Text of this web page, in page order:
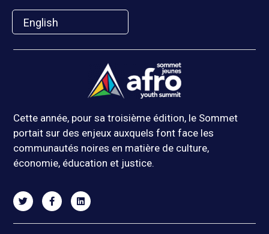
English
Cette année, pour sa troisième édition, le Sommet
portait sur des enjeux auxquels font face les
communautés noires en matière de culture,
économie, éducation et justice.